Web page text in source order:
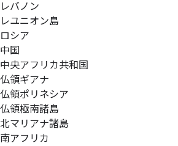
レバノン
レユニオン島
ロシア
中国
中央アフリカ共和国
仏領ギアナ
仏領ポリネシア
仏領極南諸島
北マリアナ諸島
南アフリカ